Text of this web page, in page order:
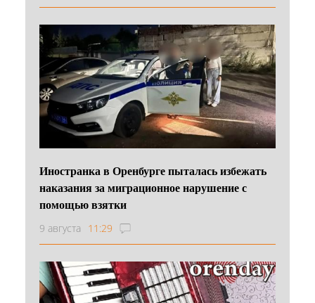
Иностранка в Оренбурге пыталась избежать
наказания за миграционное нарушение с
помощью взятки
9 августа 11:29